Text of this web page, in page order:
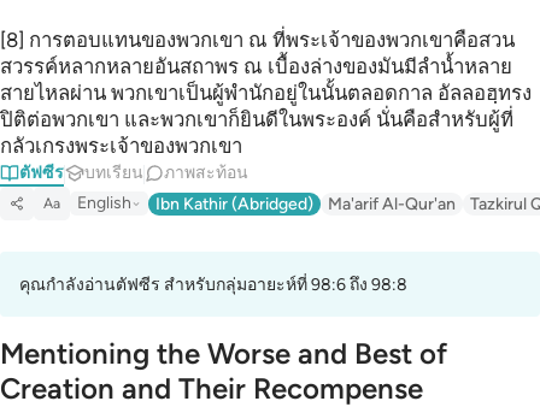
[8] การตอบแทนของพวกเขา ณ ที่พระเจ้าของพวกเขาคือสวน
สวรรค์หลากหลายอันสถาพร ณ เบื้องล่างของมันมีลำน้ำหลาย
สายไหลผ่าน พวกเขาเป็นผู้พำนักอยู่ในนั้นตลอดกาล อัลลอฮฺทรง
ปิติต่อพวกเขา และพวกเขาก็ยินดีในพระองค์ นั่นคือสำหรับผู้ที่
กลัวเกรงพระเจ้าของพวกเขา
ตัฟซีร บทเรียน ภาพสะท้อน
Aa English Ibn Kathir (Abridged) Ma'arif Al-Qur'an Tazkirul
คุณกำลังอ่านตัฟซีร สำหรับกลุ่มอายะห์ที่ 98:6 ถึง 98:8
Mentioning the Worse and Best of
Creation and Their Recompense